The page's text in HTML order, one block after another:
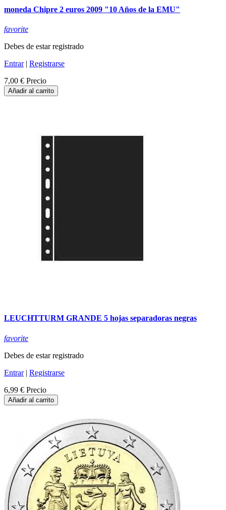
moneda Chipre 2 euros 2009 "10 Años de la EMU"
favorite
Debes de estar registrado
Entrar| Registrarse
7,00 € Precio
Añadir al carrito
LEUCHTTURM GRANDE 5 hojas separadoras negras
favorite
Debes de estar registrado
Entrar| Registrarse
6,99 € Precio
Añadir al carrito